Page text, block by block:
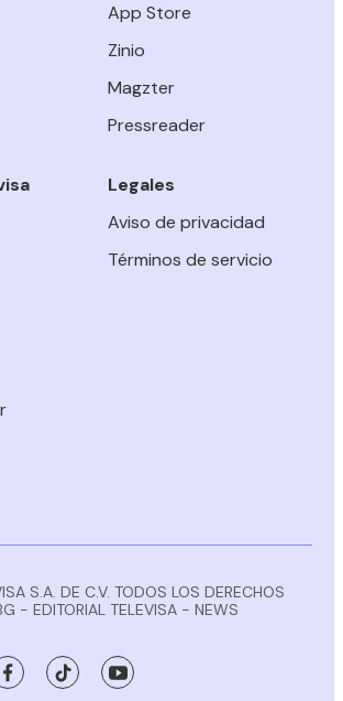
App Store
Zinio
Magzter
Pressreader
Legales
Aviso de privacidad
Términos de servicio
S.A. DE C.V. TODOS LOS DERECHOS
- EDITORIAL TELEVISA - NEWS
facebooktiktok youtube